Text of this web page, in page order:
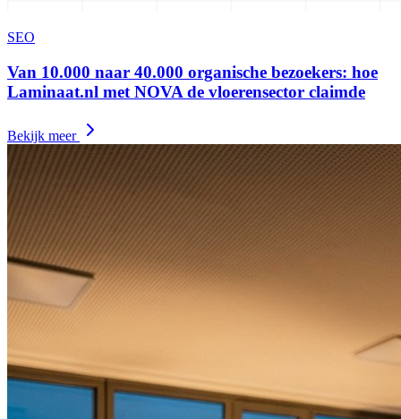
SEO
Van 10.000 naar 40.000 organische bezoekers: hoe
Laminaat.nl met NOVA de vloerensector claimde
Bekijk meer